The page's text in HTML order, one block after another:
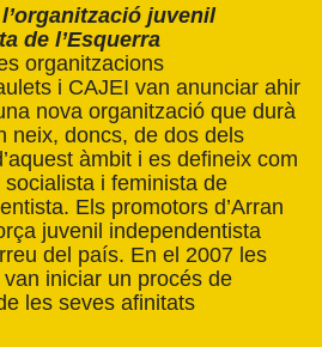
juvenil
de l’Esquerra
organitzacions
i CAJEI van anunciar ahir
nova organització que durà
neix, doncs, de dos dels
àmbit i es defineix com
socialista i feminista de
Els promotors d’Arran
juvenil independentista
del país. En el 2007 les
iniciar un procés de
les seves afinitats